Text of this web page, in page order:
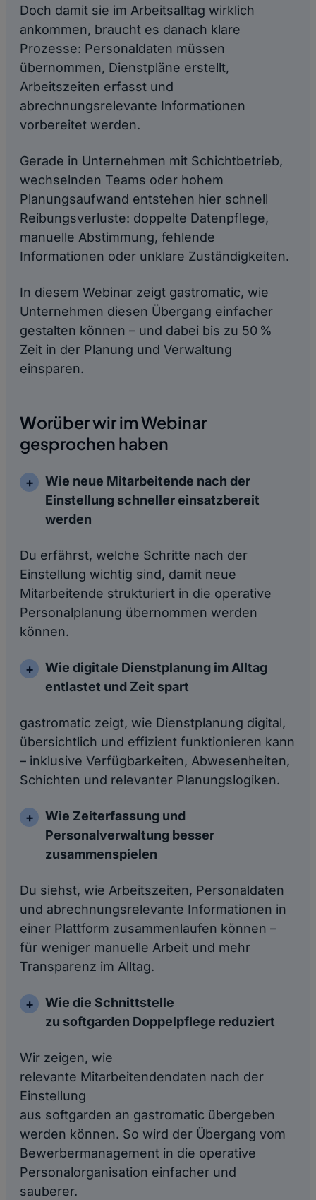
Doch damit sie im Arbeitsalltag wirklich
ankommen, braucht es danach klare
Prozesse: Personaldaten müssen
übernommen, Dienstpläne erstellt,
Arbeitszeiten erfasst und
abrechnungsrelevante Informationen
vorbereitet werden.
Gerade in Unternehmen mit Schichtbetrieb,
wechselnden Teams oder hohem
Planungsaufwand entstehen hier schnell
Reibungsverluste: doppelte Datenpflege,
manuelle Abstimmung, fehlende
Informationen oder unklare Zuständigkeiten.
In diesem Webinar zeigt gastromatic, wie
Unternehmen diesen Übergang einfacher
gestalten können – und dabei bis zu 50 %
Zeit in der Planung und Verwaltung
einsparen.
Worüber wir im Webinar
gesprochen haben
Wie neue Mitarbeitende nach der
Einstellung schneller einsatzbereit
werden
Du erfährst, welche Schritte nach der
Einstellung wichtig sind, damit neue
Mitarbeitende strukturiert in die operative
Personalplanung übernommen werden
können.
Wie digitale Dienstplanung im Alltag
entlastet und Zeit spart
gastromatic zeigt, wie Dienstplanung digital,
übersichtlich und effizient funktionieren kann
– inklusive Verfügbarkeiten, Abwesenheiten,
Schichten und relevanter Planungslogiken.
Wie Zeiterfassung und
Personalverwaltung besser
zusammenspielen
Du siehst, wie Arbeitszeiten, Personaldaten
und abrechnungsrelevante Informationen in
einer Plattform zusammenlaufen können –
für weniger manuelle Arbeit und mehr
Transparenz im Alltag.
Wie die Schnittstelle
zu softgarden Doppelpflege reduziert
Wir zeigen, wie
relevante Mitarbeitendendaten nach der
Einstellung
aus softgarden an gastromatic übergeben
werden können. So wird der Übergang vom
Bewerbermanagement in die operative
Personalorganisation einfacher und
sauberer.